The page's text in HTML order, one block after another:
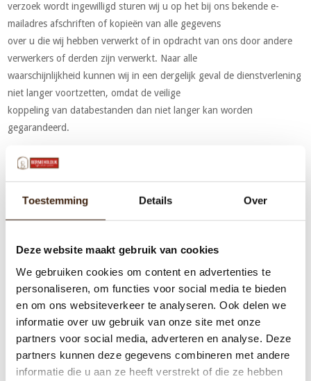
Toestemming Details Over
Deze website maakt gebruik van cookies
We gebruiken cookies om content en advertenties te
personaliseren, om functies voor social media te bieden
en om ons websiteverkeer te analyseren. Ook delen we
informatie over uw gebruik van onze site met onze
partners voor social media, adverteren en analyse. Deze
partners kunnen deze gegevens combineren met andere
informatie die u aan ze heeft verstrekt of die ze hebben
verzoek wordt ingewilligd sturen wij u op het bij ons bekende e-
mailadres afschriften of kopieën van alle gegevens
over u die wij hebben verwerkt of in opdracht van ons door andere
verwerkers of derden zijn verwerkt. Naar alle
waarschijnlijkheid kunnen wij in een dergelijk geval de dienstverlening
niet langer voortzetten, omdat de veilige
koppeling van databestanden dan niet langer kan worden
gegarandeerd.
14.Recht van bezwaar en overige rechten
U heeft in voorkomende gevallen het recht bezwaar te maken tegen
de verwerking van uw persoonsgegevens door of in opdracht van
afhandeling van uw bezwaar. Is uw bezwaar gegrond dat zullen wij
afschriften en/of kopieën van gegevens die wij (laten) verwerken aan
u ter beschikking stellen en daarna de
verwerking blijvend staken. U heeft bovendien het recht om niet aan
geautomatiseerde individuele besluitvorming of profiling te worden
onderworpen. Wij verwerken uw gegevens niet op zodanige wijze dat
dit recht van toepassing is. Bent u van mening dat dit wel zo is, neem
dan contact op met onze contactpersoon voor privacyzaken.